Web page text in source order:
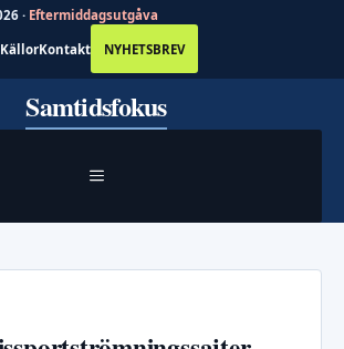
· Eftermiddagsutgåva
KällorKontakt NYHETSBREV
Samtidsfokus
MENY